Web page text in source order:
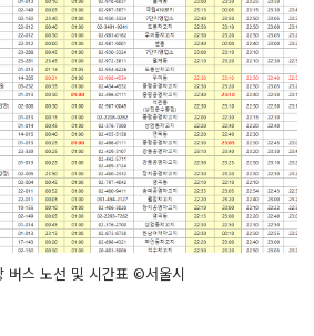
버스 노선 및 시간표 ©서울시